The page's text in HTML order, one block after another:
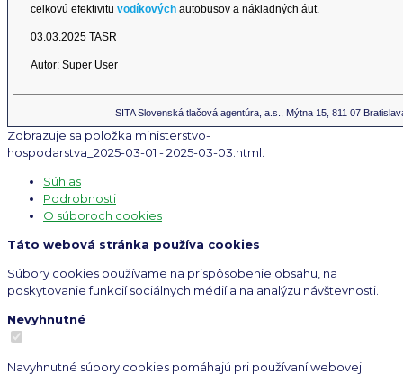
celkovú efektivitu vodíkových autobusov a nákladných áut.
03.03.2025 TASR
Autor: Super User
SITA Slovenská tlačová agentúra, a.s., Mýtna 15, 811 07
Zobrazuje sa položka ministerstvo-
hospodarstva_2025-03-01 - 2025-03-03.html.
Súhlas
Podrobnosti
O súboroch cookies
Táto webová stránka používa cookies
Súbory cookies používame na prispôsobenie obsahu, na
poskytovanie funkcií sociálnych médií a na analýzu návštevnosti.
Nevyhnutné
Navyhnutné súbory cookies pomáhajú pri používaní webovej